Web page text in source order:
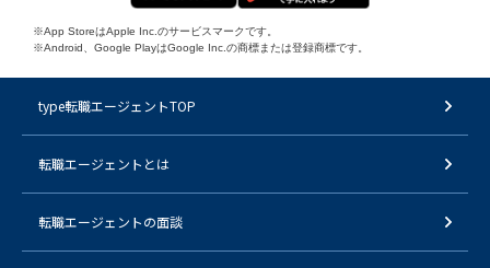
※App StoreはApple Inc.のサービスマークです。
※Android、Google PlayはGoogle Inc.の商標または登録商標です。
type転職エージェントTOP
転職エージェントとは
転職エージェントの面談